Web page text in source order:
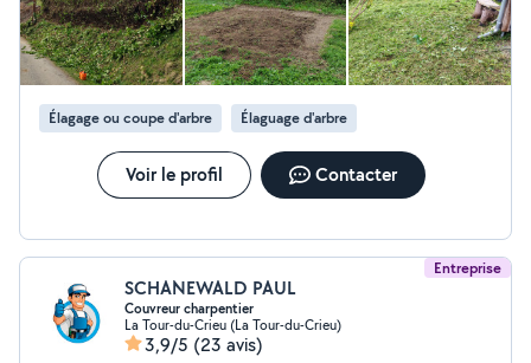
ils sont super arrangeants pour le paiement. J'attends de voir
maintenant le travail qui sera fait dans quelques jours
Élagage ou coupe d'arbre Élaguage d'arbre
Voir le profil Contacter
Entreprise
SCHANEWALD PAUL
Couvreur charpentier
La Tour-du-Crieu (La Tour-du-Crieu)
3,9/5 (23 avis)